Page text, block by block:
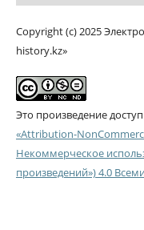
Copyright (c) 2025
history.kz»
Это произведение
«Attribution-
Некоммерческое
произведений») 4.0